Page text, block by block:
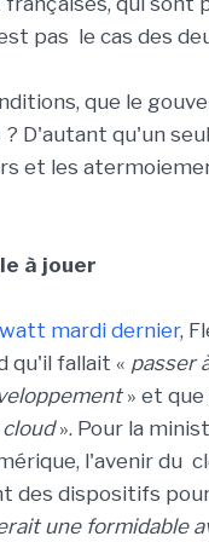
pas le cas des
que le
D'autant qu'un
et les
à jouer
mardi dernier,
qu'il fallait « passer
» et que
». Pour la
, l'avenir du
des dispositifs
une formidable